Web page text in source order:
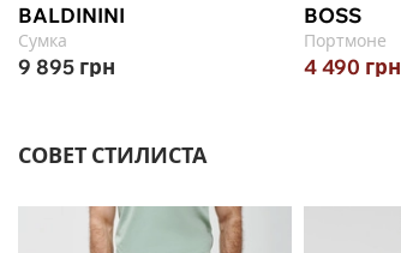
BALDININI
Сумка
9 895 грн
BOSS
Портмоне
4 490 грн
СОВЕТ СТИЛИСТА